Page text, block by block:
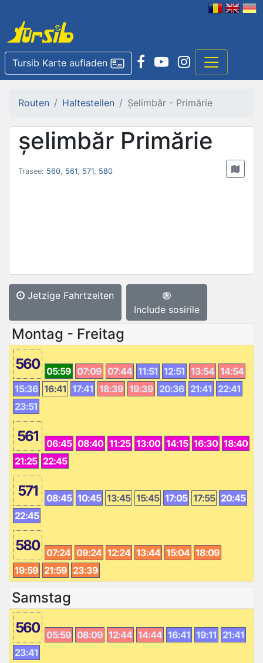
Tursib Karte aufladen
Routen Haltestellen Șelimbăr - Primărie
șelimbăr Primărie
Trasee: 560, 561, 571, 580
Jetzige Fahrtzeiten
Include sosirile
Montag - Freitag
560 05:59 07:09 07:44 11:51 12:51 13:54 14:54
15:36 16:41 17:41 18:39 19:39 20:36 21:41 22:41
23:51
561 06:45 08:40 11:25 13:00 14:15 16:30 18:40
21:25 22:45
571 08:45 10:45 13:45 15:45 17:05 17:55 20:45
22:45
580 07:24 09:24 12:24 13:44 15:04 18:09
19:59 21:59 23:39
Samstag
560 05:59 08:09 12:44 14:44 16:41 19:11 21:41
23:41